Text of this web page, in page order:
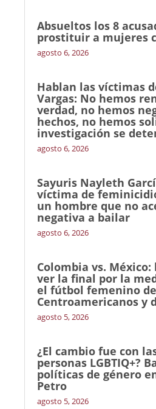
Absueltos los 8
prostituir a mujeres
agosto 6, 2026
Hablan las víctimas
Vargas: No hemos
verdad, no hemos
hechos, no hemos
investigación se
agosto 6, 2026
Sayuris Nayleth
víctima de
un hombre que no
negativa a bailar
agosto 6, 2026
Colombia vs. México:
ver la final por la
el fútbol femenino de
Centroamericanos y
agosto 5, 2026
¿El cambio fue con
personas LGBTIQ+?
políticas de género
Petro
agosto 5, 2026